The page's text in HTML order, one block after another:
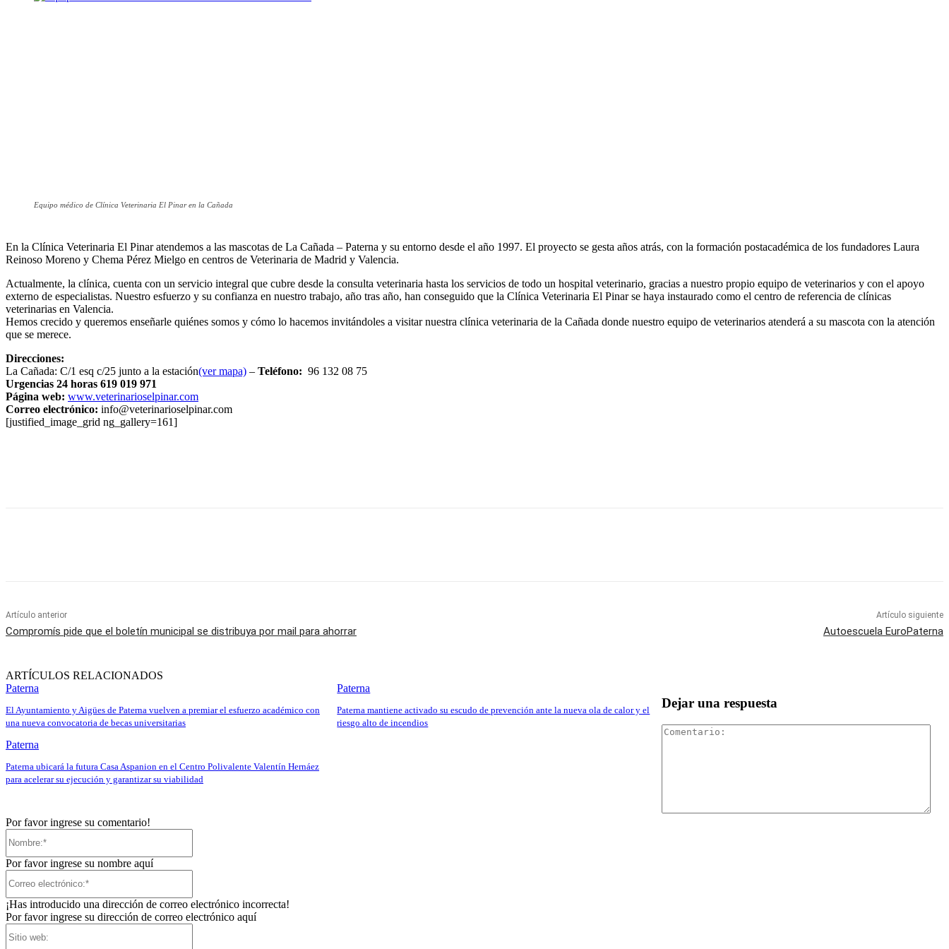
Equipo médico de Clínica Veterinaria El Pinar en la Cañada
En la Clínica Veterinaria El Pinar atendemos a las mascotas de La Cañada – Paterna y su entorno desde el año 1997. El proyecto se gesta años atrás, con la formación postacadémica de los fundadores Laura
Reinoso Moreno y Chema Pérez Mielgo en centros de Veterinaria de Madrid y Valencia.
Actualmente, la clínica, cuenta con un servicio integral que cubre desde la consulta veterinaria hasta los servicios de todo un hospital veterinario, gracias a nuestro propio equipo de veterinarios y con el apoyo
externo de especialistas. Nuestro esfuerzo y su confianza en nuestro trabajo, año tras año, han conseguido que la Clínica Veterinaria El Pinar se haya instaurado como el centro de referencia de clínicas
veterinarias en Valencia.
Hemos crecido y queremos enseñarle quiénes somos y cómo lo hacemos invitándoles a visitar nuestra clínica veterinaria de la Cañada donde nuestro equipo de veterinarios atenderá a su mascota con la atención
que se merece.
Direcciones:
La Cañada: C/1 esq c/25 junto a la estación(ver mapa) – Teléfono: 96 132 08 75
Urgencias 24 horas 619 019 971
Página web: www.veterinarioselpinar.com
Correo electrónico: info@veterinarioselpinar.com
[justified_image_grid ng_gallery=161]
Artículo anterior
Compromís pide que el boletín municipal se distribuya por mail para ahorrar
Artículo siguiente
Autoescuela EuroPaterna
ARTÍCULOS RELACIONADOS
Paterna
El Ayuntamiento y Aigües de Paterna vuelven a premiar el esfuerzo académico con
una nueva convocatoria de becas universitarias
Paterna
Paterna mantiene activado su escudo de prevención ante la nueva ola de calor y el
riesgo alto de incendios
Paterna
Paterna ubicará la futura Casa Aspanion en el Centro Polivalente Valentín Hernáez
para acelerar su ejecución y garantizar su viabilidad
Dejar una respuesta
Por favor ingrese su comentario!
Por favor ingrese su nombre aquí
¡Has introducido una dirección de correo electrónico incorrecta!
Por favor ingrese su dirección de correo electrónico aquí